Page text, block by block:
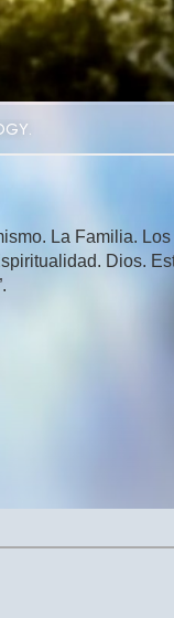
La Familia. Los
Dios.